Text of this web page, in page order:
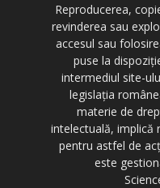
Reproducerea,
revinderea sau
accesul sau
puse la
intermediul site-
legislația
materie de
intelectuală, implică
pentru astfel de
este